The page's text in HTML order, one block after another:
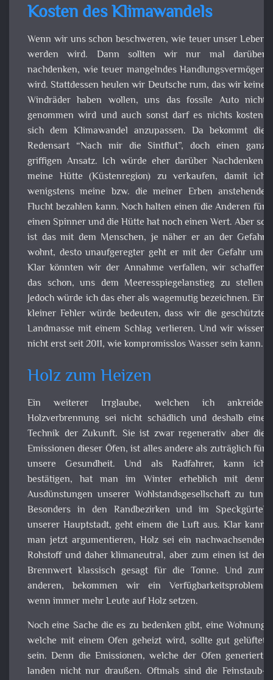
Menschen, je näher er an der Gefahr wohnt,
unaufgeregter geht er mit der Gefahr um. Klar könnten
der Annahme verfallen, wir schaffen das schon, uns
Meeresspiegelanstieg zu stellen. Jedoch würde ich das
als wagemutig bezeichnen. Ein kleiner Fehler
bedeuten, dass wir die geschützte Landmasse mit
Schlag verlieren. Und wir wissen nicht erst seit 2011,
kompromisslos Wasser sein kann.
Holz zum Heizen
Ein weiterer Irrglaube, welchen ich
Holzverbrennung sei nicht schädlich und deshalb
Technik der Zukunft. Sie ist zwar regenerativ aber
Emissionen dieser Öfen, ist alles andere als zuträglich
unsere Gesundheit. Und als Radfahrer, kann ich
hat man im Winter erheblich mit denn
unserer Wohlstandsgesellschaft zu tun. Besonders in
Randbezirken und im Speckgürtel unserer Hauptstadt,
einem die Luft aus. Klar kann man jetzt argumentieren,
sei ein nachwachsender Rohstoff und daher
aber zum einen ist der Brennwert klassisch gesagt für
Tonne. Und zum anderen, bekommen wir
Verfügbarkeitsproblem, wenn immer mehr Leute auf
setzen.
welche mit einem Ofen geheizt wird, sollte gut gelüftet
Denn die Emissionen, welche der Ofen generiert,
nicht nur draußen. Oftmals sind die Feinstaub-
im Innenraum beachtlicher als draußen. Und warum
mich keiner auf? Na ja. Klassisch gesagt, steht jeden Tag
Dummer auf und den Verkäufer zu fragen, ist aus
Sicht selten dämlich. Der will etwas verdienen! Und
ehrlich, so ein Ofen ist doch schön gemütlich. Keine
Luft, man bewegt sich etwas, weil man ja den
schleppen muss und man kann sich schön das
anschauen.
Klar ist der Ofen schön billig und ein Umstieg auf Gas ist
Kosten verbunden. Wir zahlen, den wahren Preis aber
aus dem Ausland angewiesen sind. Hier wäre aus
Sicht eine Industrie notwendig, welche sich auf
Speicherung von Energie in Form von Gas
Dieser Gedanke steht aber dem Konzerndenken im